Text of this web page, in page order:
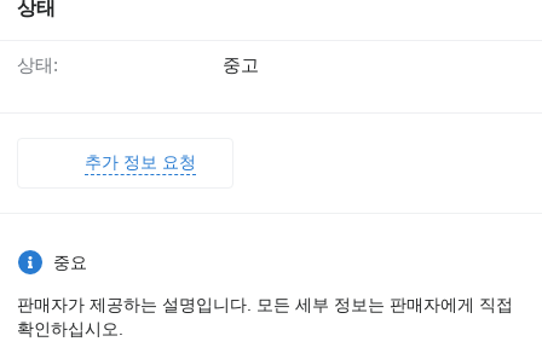
상태
상태: 중고
추가 정보 요청
중요
판매자가 제공하는 설명입니다. 모든 세부 정보는 판매자에게 직접
확인하십시오.